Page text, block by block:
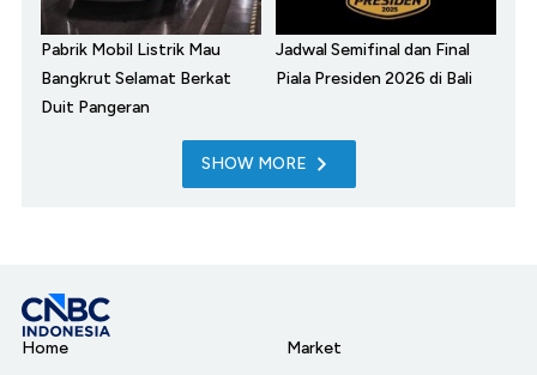
Pabrik Mobil Listrik Mau
Bangkrut Selamat Berkat
Duit Pangeran
Jadwal Semifinal dan Final
Piala Presiden 2026 di Bali
SHOW MORE
Home
Market